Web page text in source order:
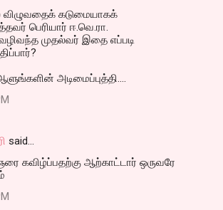
விழுவதைக் கடுமையாகக்
பெரியார் ஈ.வெ.ரா.
முதல்வர் இதை எப்படி
அடிமைப்புத்தி....
said…
கவிழ்ப்பதற்கு ஆற்காட்டார் ஒருவரே